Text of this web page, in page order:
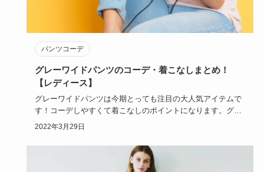
パンツコーデ
グレーワイドパンツのコーデ・着こなしまとめ！
【レディース】
グレーワイドパンツは今期とっても注目の大人気アイテムで
す！コーデしやすくて着こなしのポイントになります。グレ
ーワイドパンツ…
2022年3月29日